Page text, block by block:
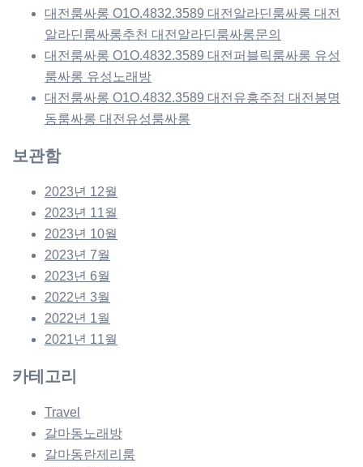
대전룸싸롱 O1O.4832.3589 대전알라딘룸싸롱 대전
알라딘룸싸롱추천 대전알라딘룸싸롱문의
대전룸싸롱 O1O.4832.3589 대전퍼블릭룸싸롱 유성
룸싸롱 유성노래방
대전룸싸롱 O1O.4832.3589 대전유흥주점 대전봉명
동룸싸롱 대전유성룸싸롱
보관함
2023년 12월
2023년 11월
2023년 10월
2023년 7월
2023년 6월
2022년 3월
2022년 1월
2021년 11월
카테고리
Travel
갈마동노래방
갈마동란제리룸